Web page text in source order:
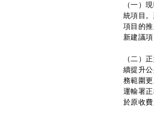
（一）
統項目
項目的
新建議
（二）
續提升
務範圍
運輸署
於原收